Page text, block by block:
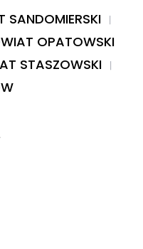
SANDOMIERSKI
OPATOWSKI
STASZOWSKI